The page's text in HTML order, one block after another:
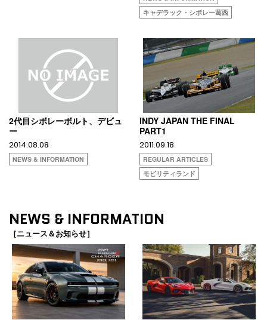
キャデラック・シボレー葛西
2代目シボレーボルト、デビュ
ー
2014.08.08
NEWS & INFORMATION
INDY JAPAN THE FINAL
PART1
2011.09.18
REGULAR ARTICLES
モビリティランド
NEWS & INFORMATION
［ニュース＆お知らせ］